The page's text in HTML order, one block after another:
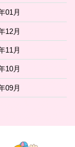
01月
12月
11月
10月
09月